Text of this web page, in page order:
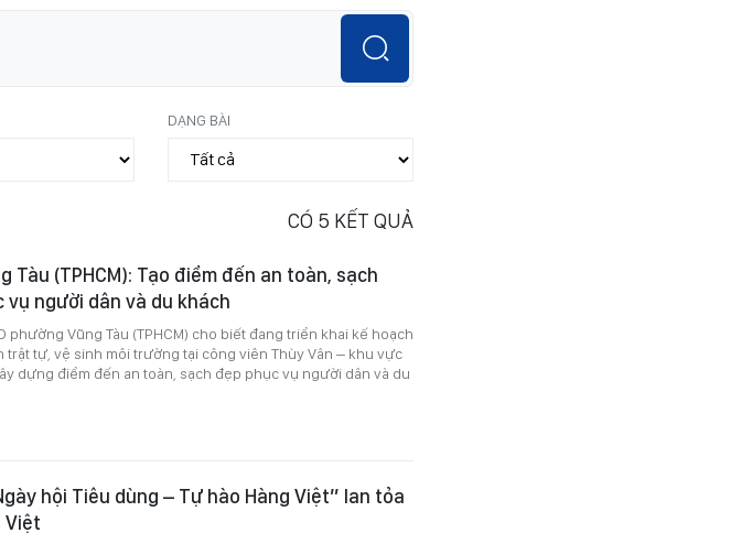
DẠNG BÀI
CÓ 5 KẾT QUẢ
Tàu (TPHCM): Tạo điểm đến an toàn, sạch
vụ người dân và du khách
phường Vũng Tàu (TPHCM) cho biết đang triển khai kế hoạch
trật tự, vệ sinh môi trường tại công viên Thùy Vân – khu vực
dựng điểm đến an toàn, sạch đẹp phục vụ người dân và du
hội Tiêu dùng – Tự hào Hàng Việt” lan tỏa
Việt